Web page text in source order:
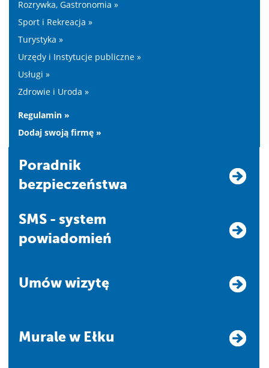
Rozrywka, Gastronomia »
Sport i Rekreacja »
Turystyka »
Urzędy i Instytucje publiczne »
Usługi »
Zdrowie i Uroda »
Regulamin »
Dodaj swoją firmę »
Poradnik
bezpieczeństwa
SMS - system
powiadomień
Umów wizytę
Murale w Ełku